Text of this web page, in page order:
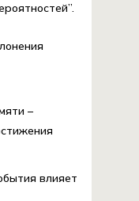
–
влияет